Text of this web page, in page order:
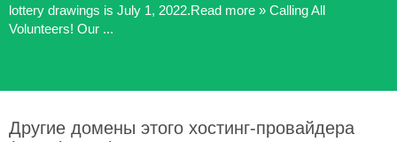
lottery drawings is July 1, 2022.Read more » Calling All
Volunteers! Our ...
Другие домены этого хостинг-провайдера